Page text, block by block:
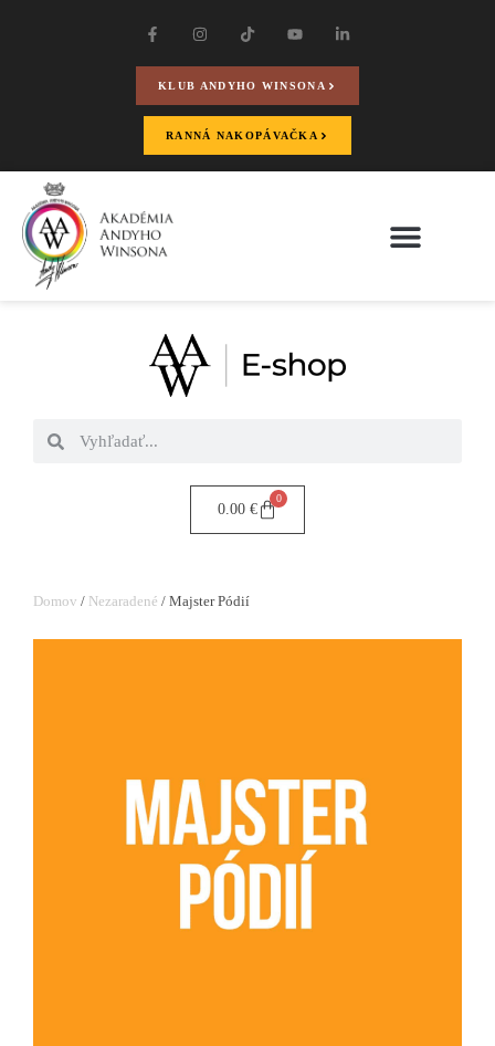
KLUB ANDYHO WINSONA
RANNÁ NAKOPÁVAČKA
0.00 €
0
Domov / Nezaradené / Majster Pódií